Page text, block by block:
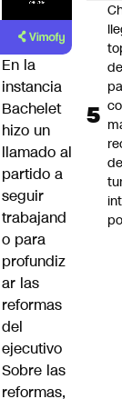
En la
instancia
Bachelet
hizo un
llamado al
partido a
seguir
trabajand
o para
profundiz
ar las
reformas
del
ejecutivo
Sobre las
reformas,